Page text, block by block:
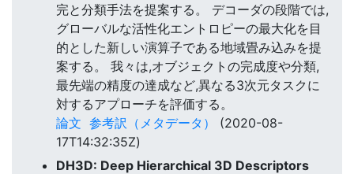
完と分類手法を提案する。 デコーダの段階では,
グローバルな活性化エントロピーの最大化を目
的とした新しい演算子である地域畳み込みを提
案する。 我々は,オブジェクトの完成度や分類,
最先端の精度の達成など,異なる3次元タスクに
対するアプローチを評価する。
論文 参考訳（メタデータ）
(2020-08-
17T14:32:35Z)
DH3D: Deep Hierarchical 3D Descriptors